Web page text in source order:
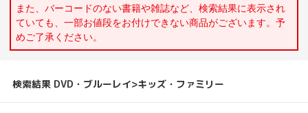
また、バーコードのない書籍や雑誌など、検索結果に表示され
ていても、一部お値段をお付けできない商品がございます。予
めご了承ください。
検索結果 DVD・ブルーレイ>キッズ・ファミリー